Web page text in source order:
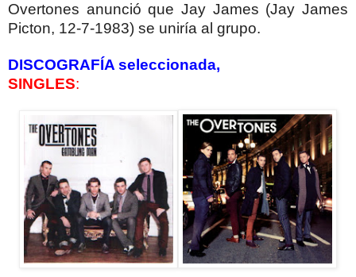
Overtones anunció que Jay James (Jay James
Picton, 12-7-1983) se uniría al grupo.
DISCOGRAFÍA seleccionada,
SINGLES: